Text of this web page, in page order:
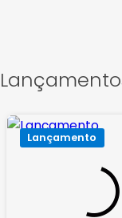
Lançamento